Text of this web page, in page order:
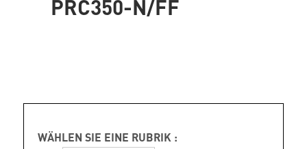
PRC350-N/FF
WÄHLEN SIE EINE RUBRIK :